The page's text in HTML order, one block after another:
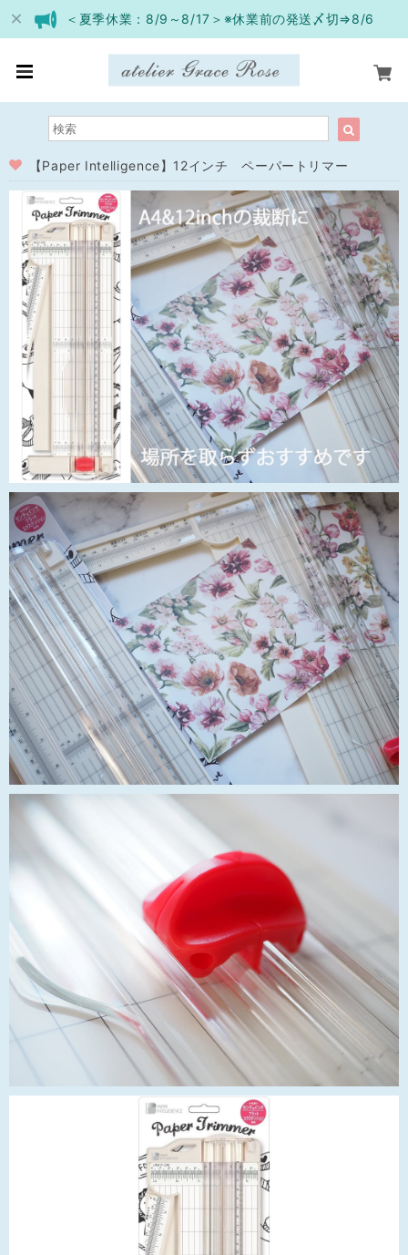
＜夏季休業：8/9～8/17＞※休業前の発送〆切⇒8/6
【Paper Intelligence】12インチ ペーパートリマー